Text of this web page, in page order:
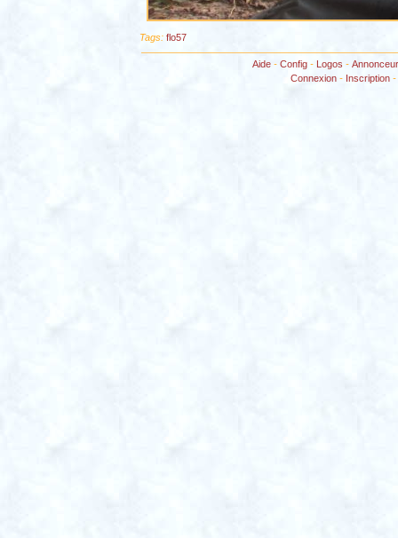
Tags: flo57
Aide- Config- Logos -
Connexion - Inscription -